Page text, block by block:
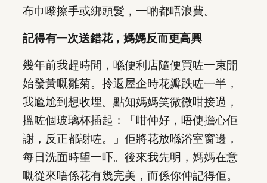
布巾嚟擦手或綁頭髮，一啲都唔浪費。
記得有一次送錯花，媽媽反而更高興
幾年前我趕時間，喺便利店隨便買咗一束開
始發黃嘅雛菊。拎返屋企時花瓣跌咗一半，
我尷尬到想收埋。點知媽媽笑微微咁接過，
搵咗個玻璃杯插起：「咁仲好，唔使擔心佢
謝，反正都謝咗。」佢將花放喺浴室窗邊，
每日洗面時望一吓。後來我先明，媽媽在意
嘅從來唔係花有幾完美，而係你仲記得佢。